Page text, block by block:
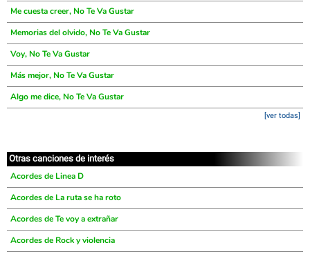
Me cuesta creer, No Te Va Gustar
Memorias del olvido, No Te Va Gustar
Voy, No Te Va Gustar
Más mejor, No Te Va Gustar
Algo me dice, No Te Va Gustar
[ver todas]
Otras canciones de interés
Acordes de Linea D
Acordes de La ruta se ha roto
Acordes de Te voy a extrañar
Acordes de Rock y violencia